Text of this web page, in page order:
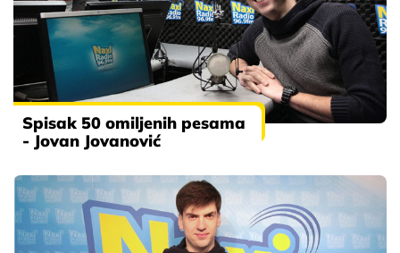
Spisak 50 omiljenih pesama
- Jovan Jovanović